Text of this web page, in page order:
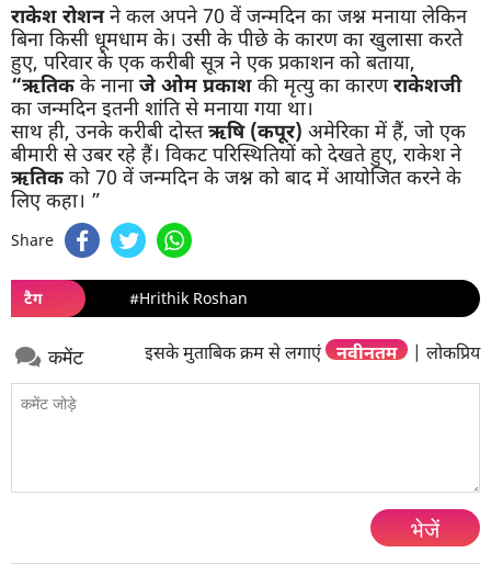
राकेश रोशनने कल अपने 70 वें जन्मदिन का जश्न मनाया लेकिन
बिना किसी धूमधाम के। उसी के पीछे के कारण का खुलासा करते
हुए, परिवार के एक करीबी सूत्र ने एक प्रकाशन को बताया,
“ऋतिक के नाना जे ओम प्रकाश की मृत्यु का कारणराकेशजी
का जन्मदिन इतनी शांति से मनाया गया था।
साथ ही, उनके करीबी दोस्तऋषि (कपूर) अमेरिका में हैं, जो एक
बीमारी से उबर रहे हैं। विकट परिस्थितियों को देखते हुए, राकेश ने
ऋतिक को 70 वें जन्मदिन के जश्न को बाद में आयोजित करने के
लिए कहा। ”
Share
टैग #Hrithik Roshan
कमेंट इसके मुताबिक क्रम से लगाएं नवीनतम | लोकप्रिय
भेजें